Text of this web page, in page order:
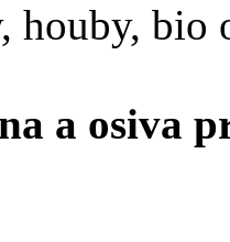
houby, bio
a osiva